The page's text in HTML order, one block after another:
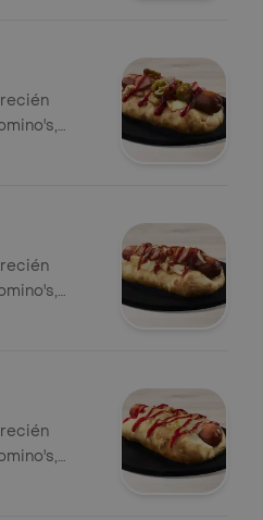
y bordes
y bordes
y bordes